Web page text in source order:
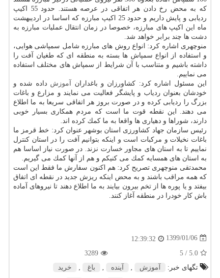
كه به محض رخ دادن هر اتفاقی در عرصه هستند. حدود 55 اكیپ
ردیابی و پایش داریم و حدود 25 اكیپ مبارزه كه اساسا در اردیبهشت
ماه این اكیپ های مبارزه، خصوصا در زمان انتقال عملیات مبارزه به
دشت ها چند برابر خواهد شد.
منوچهری اشاره كرد: انواع روش های مبارزه شامل سمپاشی هوایی،
و استفاده از انواع سمپاش ها بسته به منطقه ای كه طغیان آفت را
داشته باشیم و متناسب با آن شرایط از سمپاش های مختلف استفاده
می نماییم.
این مسئول اشاره كرد: كشاورزان و باغداران
آموزش داده شده و
خودشان بعنوان ردیاب و پایشگر فعالیت می نمایند و مزارع و باغات
بزرگ را ردیابی كرده و در صورت بروز هر اتفاقی سریعا به ما اطلاع
می دهند. این نقطه قوت ما است كه مردم همكاری بسیار خوبی
دارند، شوراها و دهیاری ها واقعا به ما كمك كرده اند.
رئیس سازمان جهاد كشاورزی استان بوشهر عنوان كرد: خط قرمز ما
باغات نخیلات و مركبات است و اینكه بتوانیم آفت را در استان كنترل
نماییم تا به استان های مجاور خسارت نزند. در صورت نیاز اساسا هم
به استان های همسایه كمك می كنیكم و هم از آنها كمك می گیریم.
محمدتقی منوچهری تصریح كرد: هم اكنون سفارش ما فقط این است
كه همه مراقب باشند و به محض اینكه ریزش جدید در نقطه ای اتفاق
بیفتد و یا پوره ها از تخم بیرون بیایند به ما اطلاع دهند تا نیروهای آماده
باش كار خودرا در منطقه آغاز كنند.
1399/01/06
12:39:32
5.0
/ 5
3289
تگهای خبر:
آموزش آینده باغ خرید